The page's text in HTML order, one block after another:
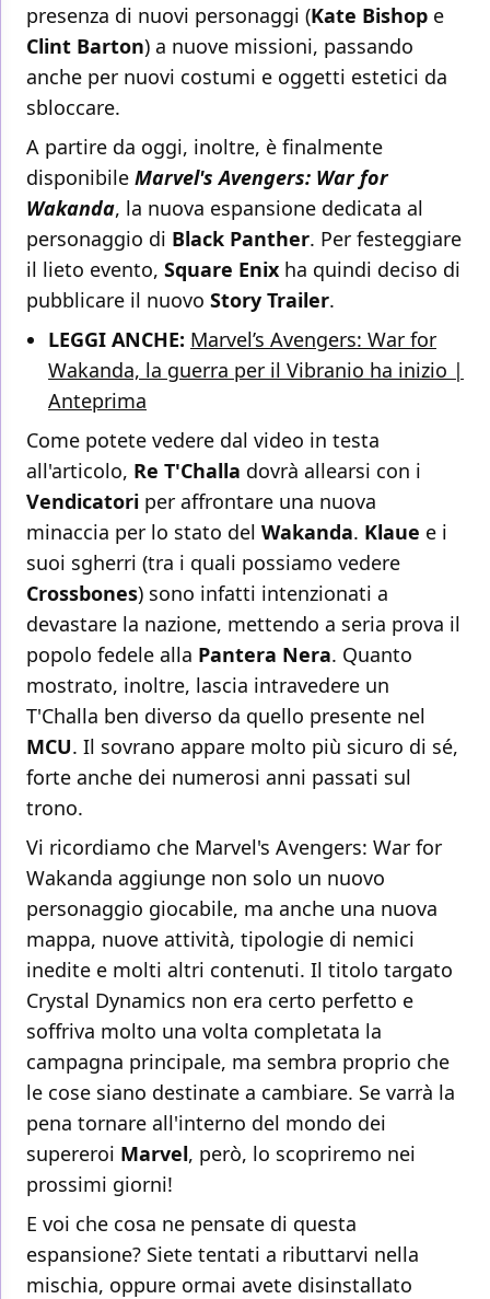
presenza di nuovi personaggi (Kate Bishop e
Clint Barton) a nuove missioni, passando
anche per nuovi costumi e oggetti estetici da
sbloccare.
A partire da oggi, inoltre, è finalmente
disponibile Marvel's Avengers: War for
Wakanda, la nuova espansione dedicata al
personaggio di Black Panther. Per festeggiare
il lieto evento, Square Enix ha quindi deciso di
pubblicare il nuovo Story Trailer.
LEGGI ANCHE: Marvel’s Avengers: War for
Wakanda, la guerra per il Vibranio ha inizio |
Anteprima
Come potete vedere dal video in testa
all'articolo, Re T'Challa dovrà allearsi con i
Vendicatori per affrontare una nuova
minaccia per lo stato del Wakanda. Klaue e i
suoi sgherri (tra i quali possiamo vedere
Crossbones) sono infatti intenzionati a
devastare la nazione, mettendo a seria prova il
popolo fedele alla Pantera Nera. Quanto
mostrato, inoltre, lascia intravedere un
T'Challa ben diverso da quello presente nel
MCU. Il sovrano appare molto più sicuro di sé,
forte anche dei numerosi anni passati sul
trono.
Vi ricordiamo che Marvel's Avengers: War for
Wakanda aggiunge non solo un nuovo
personaggio giocabile, ma anche una nuova
mappa, nuove attività, tipologie di nemici
inedite e molti altri contenuti. Il titolo targato
Crystal Dynamics non era certo perfetto e
soffriva molto una volta completata la
campagna principale, ma sembra proprio che
le cose siano destinate a cambiare. Se varrà la
pena tornare all'interno del mondo dei
supereroi Marvel, però, lo scopriremo nei
prossimi giorni!
E voi che cosa ne pensate di questa
espansione? Siete tentati a ributtarvi nella
mischia, oppure ormai avete disinstallato